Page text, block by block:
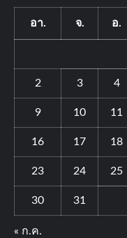
อา. จ. อ.
2 3 4
9 10 11
16 17 18
23 24 25
30 31
« ก.ค.